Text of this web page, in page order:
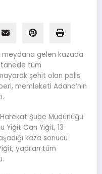
meydana gelen kazada
tüm
şehit olan polis
memleketi Adana’nın
Şube Müdürlüğü
Yiğit Can Yiğit, 13
kaza sonucu
yapılan tüm